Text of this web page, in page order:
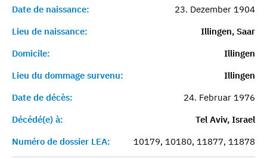
Date de naissance:
23. Dezember 1904
Lieu de naissance:
Illingen, Saar
Domicile:
Illingen
Lieu du dommage survenu:
Illingen
Date de décès:
24. Februar 1976
Décédé(e) à:
Tel Aviv, Israel
Numéro de dossier LEA:
10179, 10180, 11877, 11878